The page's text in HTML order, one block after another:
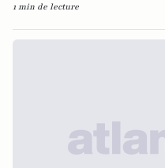
1 min de lecture